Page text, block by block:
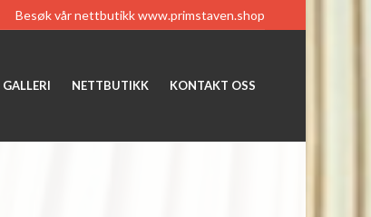
Besøk vår nettbutikkwww.primstaven.shop
GALLERI NETTBUTIKK KONTAKT OSS